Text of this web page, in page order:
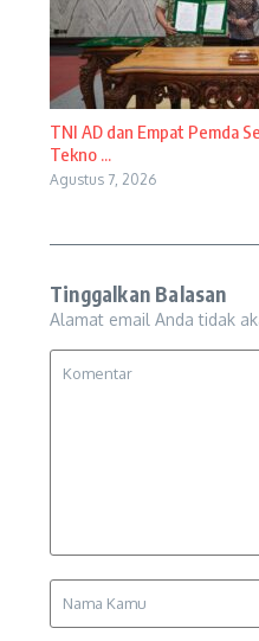
TNI AD dan Empat Pemda
Tekno ...
Agustus 7, 2026
Tinggalkan Balasan
Alamat email Anda tidak